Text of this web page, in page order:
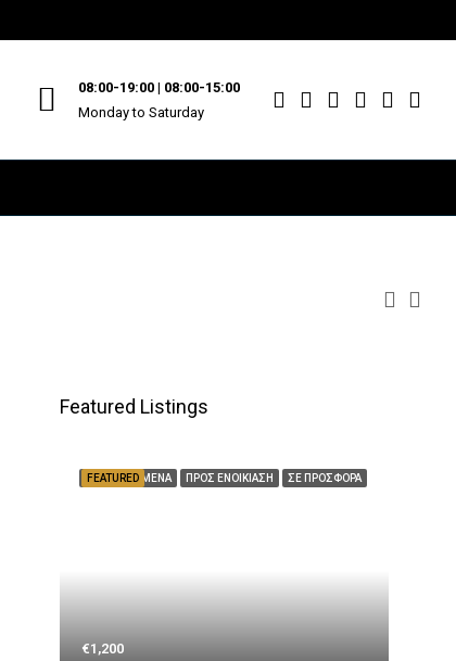
08:00-19:00 | 08:00-15:00
Monday to Saturday
Featured Listings
ΕΝΟΙΚΙΑΖΌΜΕΝΑ ΠΡΟΣ ΕΝΟΙΚΊΑΣΗ ΣΕ ΠΡΟΣΦΟΡΆ
FEATURED
€1,200